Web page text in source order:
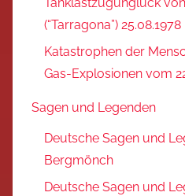
(“Tarragona”) 25.08.1978
Katastrophen der
Gas-Explosionen vom
Sagen und Legenden
Deutsche Sagen und
Bergmönch
Deutsche Sagen und